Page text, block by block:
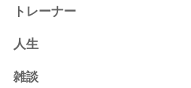
トレーナー
人生
雑談